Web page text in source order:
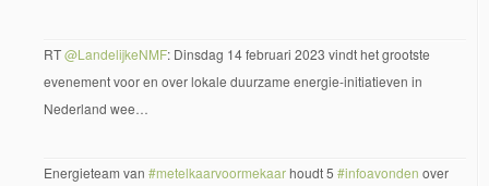
RT@LandelijkeNMF: Dinsdag 14 februari 2023 vindt het grootste
evenement voor en over lokale duurzame energie-initiatieven in
Nederland wee…
Energieteam van #metelkaarvoormekaarhoudt 5 #infoavonden over